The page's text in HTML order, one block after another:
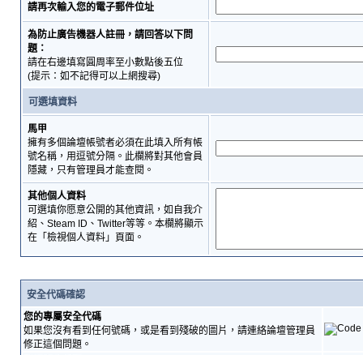
請再次輸入您的電子郵件位址
為防止廣告機器人註冊，請回答以下問
題：
請在右邊填寫圓周率至小數點後五位
(提示：如不記得可以上網搜尋)
可選填資料
馬甲
擁有多個論壇帳號者必須在此填入所有帳
號名稱，用逗號分隔。此欄將對其他會員
隱藏，只有管理員才能查閱。
其他個人資料
可選填你愿意公開的其他資訊，如自我介
紹、Steam ID、Twitter等等。本欄將顯示
在「檢視個人資料」頁面。
安全代碼確認
您的專屬安全代碼
如果您沒有看到任何號碼，或是看到殘破的圖片，請連絡論壇管理員
修正這個問題。